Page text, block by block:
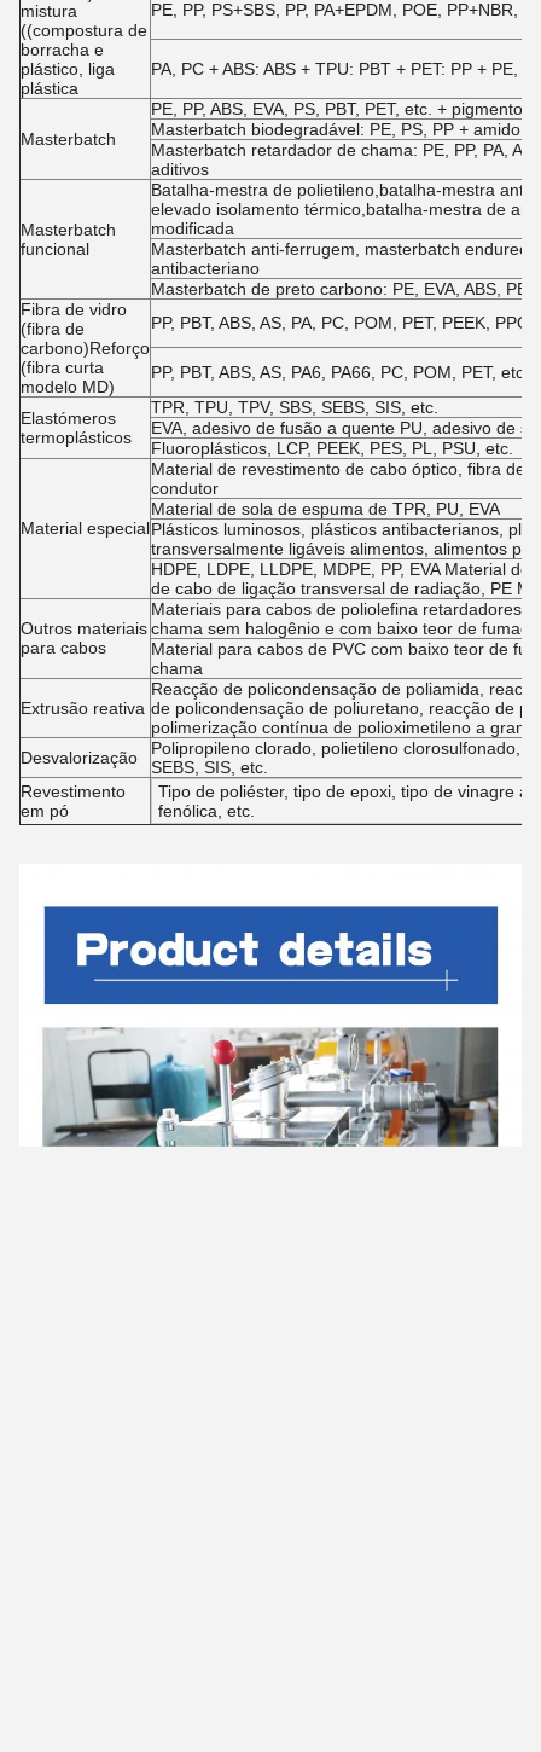
mistura
((compostura de
borracha e
plástico, liga
plástica
PE, PP, PS+SBS, PP, PA+EPDM, POE, PP+NBR,
PA, PC + ABS: ABS + TPU: PBT + PET: PP + PE,
Masterbatch
PE, PP, ABS, EVA, PS, PBT, PET, etc. +
Masterbatch biodegradável: PE, PS, PP + amido,
Masterbatch retardador de chama: PE, PP, PA,
aditivos
Masterbatch
funcional
Batalha-mestra de polietileno,batalha-mestra
elevado isolamento térmico,batalha-mestra de
modificada
Masterbatch anti-ferrugem, masterbatch
antibacteriano
Masterbatch de preto carbono: PE, EVA, ABS,
Fibra de vidro
(fibra de
carbono)Reforço
(fibra curta
modelo MD)
PP, PBT, ABS, AS, PA, PC, POM, PET, PEEK,
PP, PBT, ABS, AS, PA6, PA66, PC, POM, PET,
Elastómeros
termoplásticos
TPR, TPU, TPV, SBS, SEBS, SIS, etc.
EVA, adesivo de fusão a quente PU, adesivo de
Fluoroplásticos, LCP, PEEK, PES, PL, PSU, etc.
Material especial
Material de revestimento de cabo óptico, fibra de
condutor
Material de sola de espuma de TPR, PU, EVA
Plásticos luminosos, plásticos antibacterianos,
transversalmente ligáveis alimentos, alimentos
HDPE, LDPE, LLDPE, MDPE, PP, EVA Material
de cabo de ligação transversal de radiação, PE
Outros materiais
para cabos
Materiais para cabos de poliolefina retardadores
chama sem halogênio e com baixo teor de fumaça
Material para cabos de PVC com baixo teor de
chama
Extrusão reativa
Reacção de policondensação de poliamida,
de policondensação de poliuretano, reacção de
polimerização contínua de polioximetileno a
Desvalorização
Polipropileno clorado, polietileno clorosulfonado,
SEBS, SIS, etc.
Revestimento
em pó
Tipo de poliéster, tipo de epoxi, tipo de vinagre
fenólica, etc.